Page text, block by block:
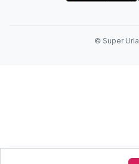
© Super